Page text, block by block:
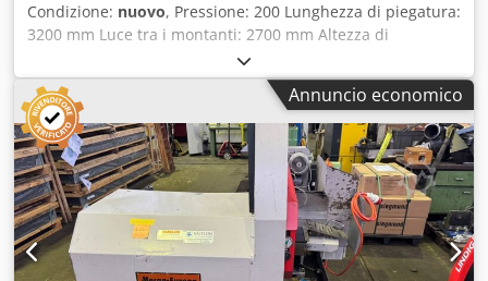
Condizione: nuovo, Pressione: 200 Lunghezza di piegatura:
3200 mm Luce tra i montanti: 2700 mm Altezza di
installazione: 400 mm Corsa (max.): 200 mm Profondità
montante: 350 mm Dimensioni (LxPxA): 3700x1700x2700
mm Peso ca.: 14.000 kg Motore: 15 kW Piegatrice CNC 3200
mm x 200 ton Equipaggiamento standard: ----- Esecuzione
robusta Assi CNC Y1, Y2, X e R Bombatura CNC motorizzata
con controllo CNC Controllo CNC originale DELEM DA 58 T
touchscreen da 15 pollici Regolatore posteriore con guida
lineare e vite a ricircolo di sfere con 4 dita di arresto 2
bracci di appoggio lamiera Dispositivo di protezione laser
sulla traversa superiore Bloccaggio rapido per utensili
Annuncio economico